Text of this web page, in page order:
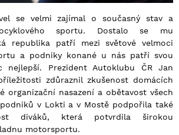
se velmi zajímal o současný stav a
sportu. Dostalo se mu
republika patří mezi světové velmoci
a podniky konané u nás patří svou
nejlepší. Prezident Autoklubu ČR Jan
zdůraznil zkušenost domácích
organizační nasazení a obětavost všech
v Lokti a v Mostě podpořila také
diváků, která potvrdila širokou
motorsportu.